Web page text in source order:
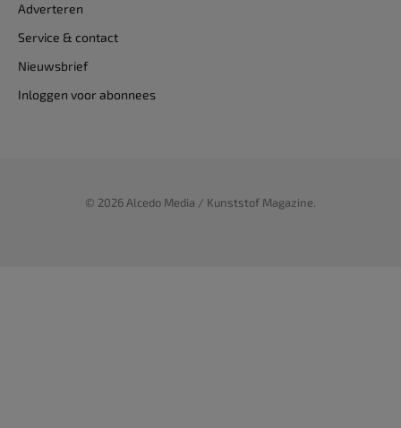
Adverteren
Service & contact
Nieuwsbrief
Inloggen voor abonnees
© 2026 Alcedo Media / Kunststof Magazine.